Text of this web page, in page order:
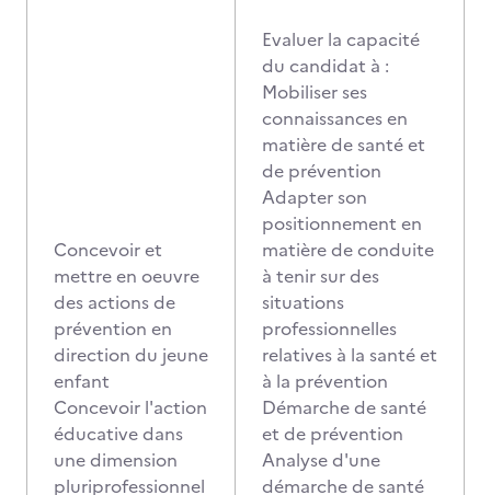
Concevoir et
mettre en oeuvre
des actions de
prévention en
direction du jeune
enfant
Concevoir l'action
éducative dans
une dimension
pluriprofessionnel
Evaluer la capacité
du candidat à :
Mobiliser ses
connaissances en
matière de santé et
de prévention
Adapter son
positionnement en
matière de conduite
à tenir sur des
situations
professionnelles
relatives à la santé et
à la prévention
Démarche de santé
et de prévention
Analyse d'une
démarche de santé